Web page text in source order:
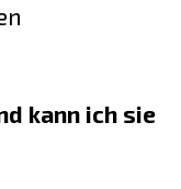
kann ich sie